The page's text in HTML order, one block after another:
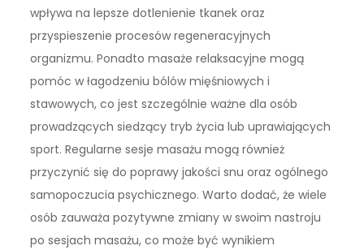
wpływa na lepsze dotlenienie tkanek oraz
przyspieszenie procesów regeneracyjnych
organizmu. Ponadto masaże relaksacyjne mogą
pomóc w łagodzeniu bólów mięśniowych i
stawowych, co jest szczególnie ważne dla osób
prowadzących siedzący tryb życia lub uprawiających
sport. Regularne sesje masażu mogą również
przyczynić się do poprawy jakości snu oraz ogólnego
samopoczucia psychicznego. Warto dodać, że wiele
osób zauważa pozytywne zmiany w swoim nastroju
po sesjach masażu, co może być wynikiem